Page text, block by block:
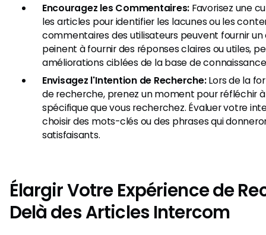
Encouragez les Commentaires: Favorisez une
les articles pour identifier les lacunes ou les
commentaires des utilisateurs peuvent fournir un
peinent à fournir des réponses claires ou utiles,
améliorations ciblées de la base de
Envisagez l'Intention de Recherche:Lors de la
de recherche, prenez un moment pour réfléchir
spécifique que vous recherchez. Évaluer votre
choisir des mots-clés ou des phrases qui
satisfaisants.
Élargir Votre Expérience de
Delà des Articles Intercom